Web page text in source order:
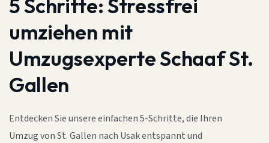
5 Schritte:Stressfrei
umziehen mit
Umzugsexperte Schaaf St.
Gallen
Entdecken Sie unsere einfachen 5-Schritte, die Ihren
Umzug von St. Gallen nach Usak entspannt und